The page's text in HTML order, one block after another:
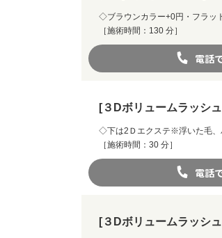
◇ブラウンカラー+0円・フラッ
［施術時間：130 分］
電話
[３Dボリュームラッシ
◇下は2Ｄエクステ※浮いた毛、
［施術時間：30 分］
電話
[３Dボリュームラッシ